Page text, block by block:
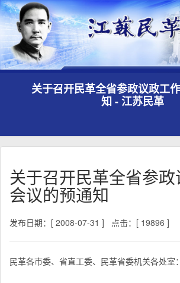
关于召开民革全省参政议政工
知 - 江苏民革
关于召开民革全省参
会议的预通知
发布日期：[ 2008-07-31 ] 点击：[ 19896 ]
民革各市委、省直工委、民革省委机关各处室：